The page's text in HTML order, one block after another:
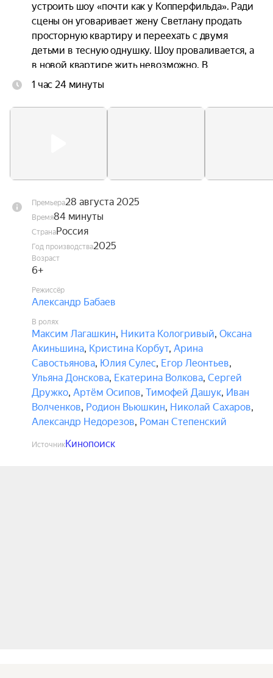
устроить шоу «почти как у Копперфильда». Ради
сцены он уговаривает жену Светлану продать
просторную квартиру и переехать с двумя
детьми в тесную однушку. Шоу проваливается, а
в новой квартире жить невозможно. В
отчаянных поисках решения Кирсанов находит
просторную трёшку на последние деньги. Вот
1 час 24 минуты
Премьера28 августа 2025
Время84 минуты
СтранаРоссия
Год производства2025
Возраст
6+
Режиссёр
Александр Бабаев
В ролях
Максим Лагашкин, Никита Кологривый, Оксана
Акиньшина, Кристина Корбут, Арина
Савостьянова, Юлия Сулес, Егор Леонтьев,
Ульяна Донскова, Екатерина Волкова, Сергей
Дружко, Артём Осипов, Тимофей Дашук, Иван
Волченков, Родион Вьюшкин, Николай Сахаров,
Александр Недорезов, Роман Степенский
ИсточникКинопоиск